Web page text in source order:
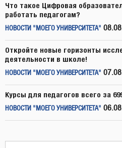
Что такое Цифровая
работать педагогам?
НОВОСТИ "МОЕГО УНИВЕРСИТЕТА"
Откройте новые горизонты
деятельности в школе!
НОВОСТИ "МОЕГО УНИВЕРСИТЕТА"
Курсы для педагогов всего за
НОВОСТИ "МОЕГО УНИВЕРСИТЕТА"